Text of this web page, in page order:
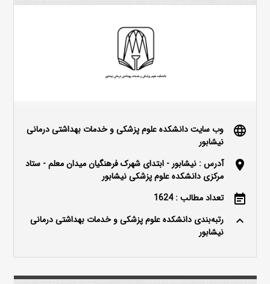
language
وب سایت دانشکده علوم پزشکی و خدمات بهداشتی درمانی
نیشابور
location_on
آدرس : نیشابور - ابتدای شهرک فرهنگیان میدان معلم - ستاد
مرکزی دانشکده علوم پزشکی نیشابور
event_note تعداد مطالب : 1624
keyboard_arrow_up
رتبه‌بندی دانشکده علوم پزشکی و خدمات بهداشتی درمانی
نیشابور